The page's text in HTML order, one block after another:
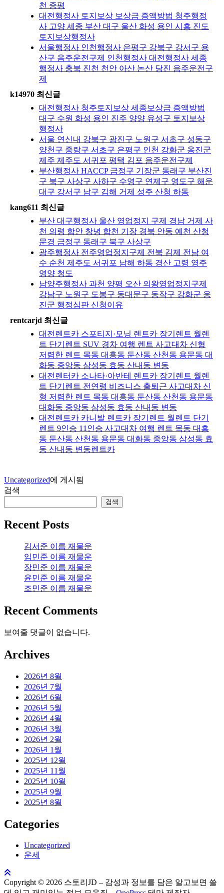
천 증평
대전행정사 토지보상 보상금 증액방법 청주행정
사 고양 세종 부산 대구 울산 화성 용인 시흥 진도
토지보상행정사
서울행정사 인천행정사 은평구 강북구 강서구 용
산구 음주운전구제 인천행정사 대전행정사 세종
행정사 충북 진천 천안 아산 논산 당진 음주운전구
제
k14970 최신글
대전행정사 청주토지보상 세종보상금 증액방법
대구 수원 화성 용인 진주 양양 유성구 토지보상
행정사
서울 연신내 강북구 광진구 노원구 서초구 성동구
양천구 중랑구 서초구 은평구 인천 강화군 옹진군
제주 제주도 서귀포 평택 김포 음주운전구제
부산행정사 HACCP 금정구 기장군 동래구 부산진
구 북구 사상구 사하구 수영구 연제구 영도구 해운
대구 강서구 남구 김해 거제 성주 산청 하동
kang611 최신글
부산 대구행정사 울산 영업정지 구제 경남 거제 사
천 의령 함안 창녕 합천 기장 경북 안동 예천 산청
문경 금정구 동래구 북구 사상구
광주행정사 전주영업정지구제 전북 김제 전남 여
수 순천 제주도 서귀포 남해 하동 경산 고령 영주
영양 청도
남양주행정사 과천 양평 오산 의왕영업정지구제
강남구 노원구 도봉구 동대문구 동작구 강화군 옹
진군 행정심판 신청이유
rentcarjd 최신글
대전렌트카 스포티지·모닝 렌트카 장기렌트 월렌
트 단기렌트 SUV 경차 여행 렌트 사고대차 신형
저렴한 렌트 목동 대흥동 둔산동 산천동 용문동 대
화동 중앙동 삼성동 효동 산내동 변동
대전렌터카 소나타·아반테 렌트카 장기렌트 월렌
트 단기렌트 전연령 비즈니스 출퇴근 사고대차 신
형 저렴한 렌트 목동 대흥동 둔산동 산천동 용문동
대화동 중앙동 삼성동 효동 산내동 변동
대전렌트카 카니발 렌트카 장기렌트 월렌트 단기
렌트 9인승 11인승 사고대차 여행 렌트 목동 대흥
동 둔산동 산천동 용문동 대화동 중앙동 삼성동 효
동 산내동 변동렌트카
Uncategorized에 게시됨
검색
검색
Recent Posts
김서준 이름 재물운
임민준 이름 재물운
장민준 이름 재물운
윤민준 이름 재물운
조민준 이름 재물운
Recent Comments
보여줄 댓글이 없습니다.
Archives
2026년 8월
2026년 7월
2026년 6월
2026년 5월
2026년 4월
2026년 3월
2026년 2월
2026년 1월
2025년 12월
2025년 11월
2025년 10월
2025년 9월
2025년 8월
Categories
Uncategorized
운세
Copyright © 2026 스토리JD – 감성과 정보를 담은 알고보면 쓸